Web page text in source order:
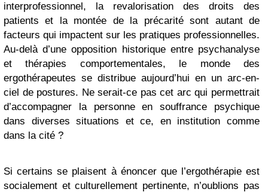
interprofessionnel, la revalorisation des droits des
patients et la montée de la précarité sont autant de
facteurs qui impactent sur les pratiques professionnelles.
Au-delà d’une opposition historique entre psychanalyse
et thérapies comportementales, le monde des
ergothérapeutes se distribue aujourd’hui en un arc-en-
ciel de postures. Ne serait-ce pas cet arc qui permettrait
d’accompagner la personne en souffrance psychique
dans diverses situations et ce, en institution comme
dans la cité ?
Si certains se plaisent à énoncer que l’ergothérapie est
socialement et culturellement pertinente, n’oublions pas